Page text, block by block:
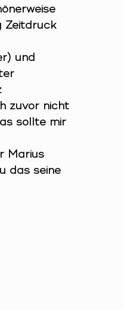
Zeitdruck
und
zuvor nicht
sollte mir
Marius
das seine